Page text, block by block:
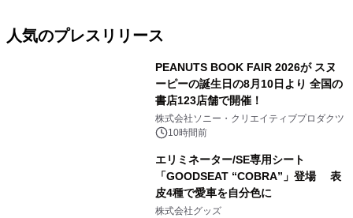
人気のプレスリリース
PEANUTS BOOK FAIR 2026が スヌ
ーピーの誕生日の8月10日より 全国の
書店123店舗で開催！
株式会社ソニー・クリエイティブプロダクツ
10時間前
エリミネーター/SE専用シート
「GOODSEAT “COBRA”」登場 表
皮4種で愛車を自分色に
株式会社グッズ